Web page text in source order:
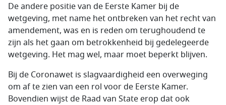
De andere positie van de Eerste Kamer bij de
wetgeving, met name het ontbreken van het recht van
amendement, was en is reden om terughoudend te
zijn als het gaan om betrokkenheid bij gedelegeerde
wetgeving. Het mag wel, maar moet beperkt blijven.
Bij de Coronawet is slagvaardigheid een overweging
om af te zien van een rol voor de Eerste Kamer.
Bovendien wijst de Raad van State erop dat ook